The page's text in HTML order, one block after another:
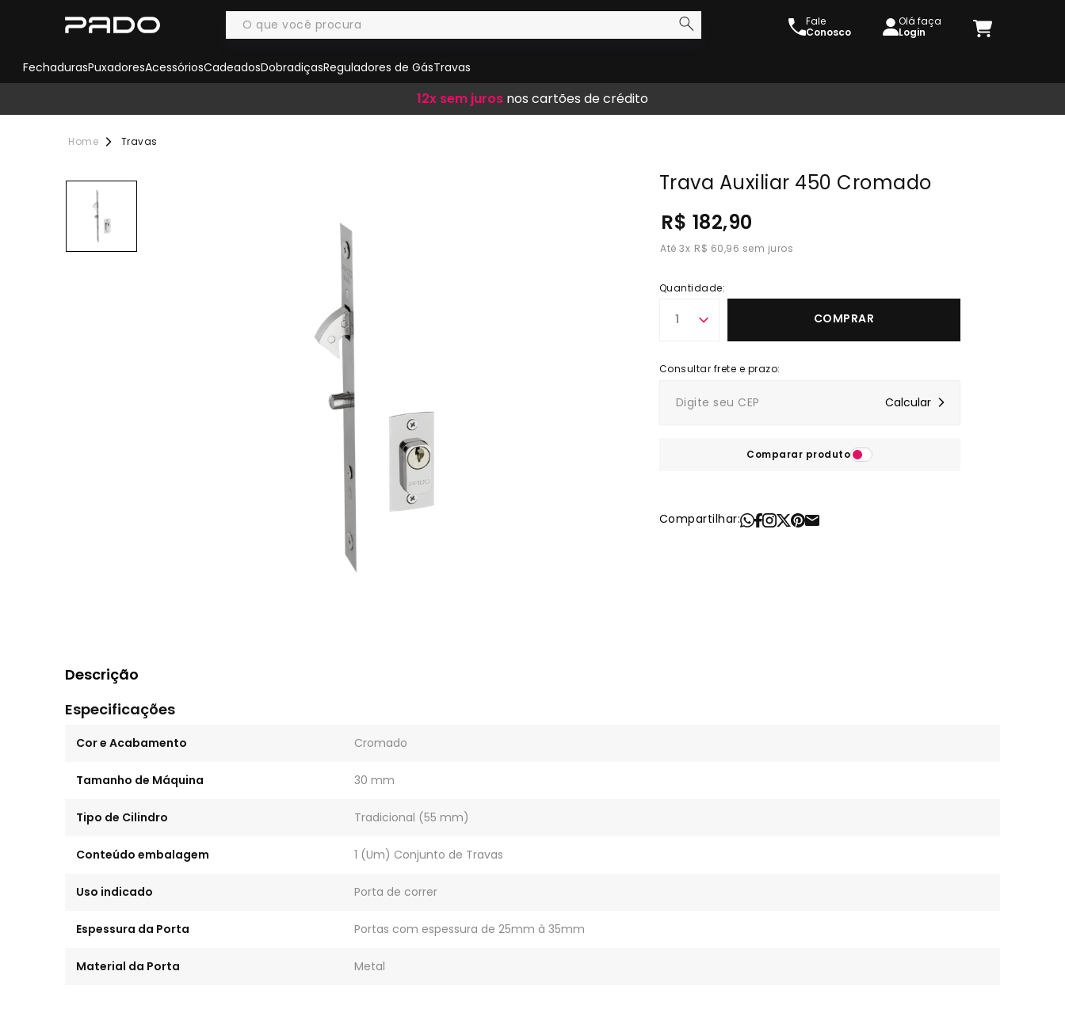
Fale
Conosco
Olá faça
Login
FechadurasPuxadoresAcessóriosCadeadosDobradiçasReguladores de GásTravas
Frete Grátisem compras acima de R$ 300,00
12x sem juros nos cartões de crédito
10% de descontono boleto
Travas
Trava Auxiliar 450 Cromado
R$ 182,90
3x R$ 60,96
Quantidade:
1 COMPRAR
Comparar produto
Compartilhar:
Descrição
Especificações
Cor e Acabamento Cromado
Tamanho de Máquina 30 mm
Tipo de Cilindro Tradicional (55 mm)
Conteúdo embalagem 1 (Um) Conjunto de Travas
Uso indicado Porta de correr
Espessura da Porta Portas com espessura de 25mm à 35mm
Material da Porta Metal